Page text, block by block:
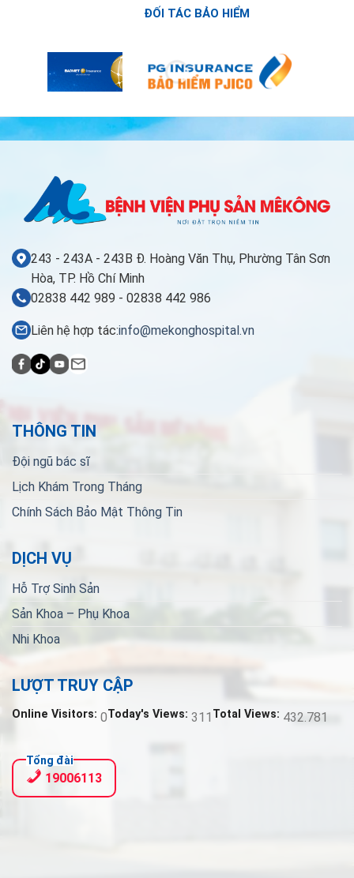
ĐỐI TÁC BẢO HIỂM
243 - 243A - 243B Đ. Hoàng Văn Thụ, Phường Tân Sơn
Hòa, TP. Hồ Chí Minh
02838 442 989 - 02838 442 986
Liên hệ hợp tác:info@mekonghospital.vn
THÔNG TIN
Đội ngũ bác sĩ
Lịch Khám Trong Tháng
Chính Sách Bảo Mật Thông Tin
DỊCH VỤ
Hỗ Trợ Sinh Sản
Sản Khoa – Phụ Khoa
Nhi Khoa
LƯỢT TRUY CẬP
Online Visitors: 0Today's Views: 311 Total Views: 432.781
Tổng đài
19006113